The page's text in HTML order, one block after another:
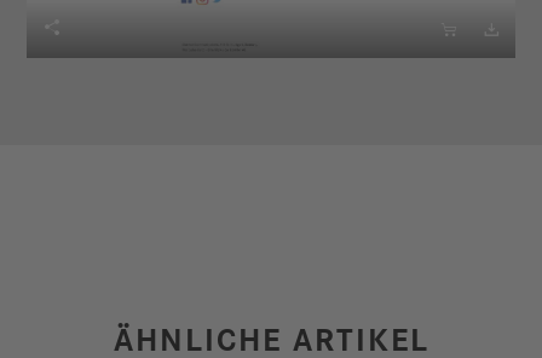
  
ÄHNLICHE ARTIKEL